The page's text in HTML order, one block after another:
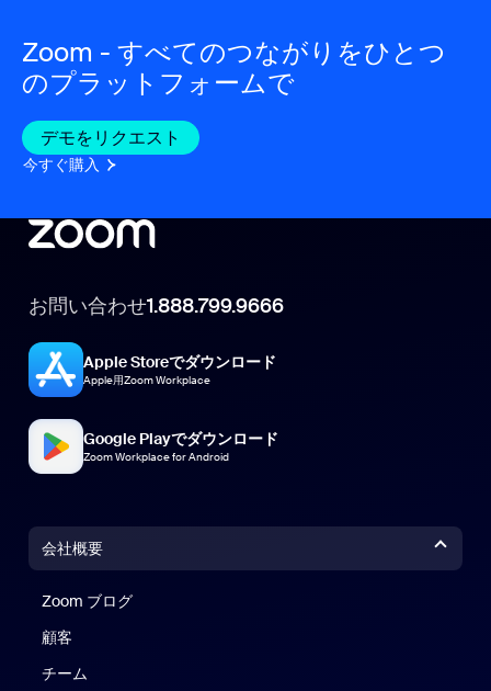
Zoom - すべてのつながりをひとつ
のプラットフォームで
デモをリクエスト
今すぐ購入
お問い合わせ1.888.799.9666
Apple Storeでダウンロード
Apple用Zoom Workplace
Google Playでダウンロード
Zoom Workplace for Android
会社概要
Zoom ブログ
顧客
チーム